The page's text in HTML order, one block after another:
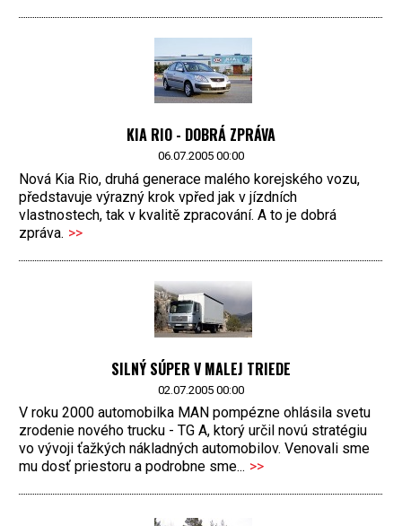
KIA RIO - DOBRÁ ZPRÁVA
06.07.2005 00:00
Nová Kia Rio, druhá generace malého korejského vozu,
představuje výrazný krok vpřed jak v jízdních
vlastnostech, tak v kvalitě zpracování. A to je dobrá
zpráva. >>
SILNÝ SÚPER V MALEJ TRIEDE
02.07.2005 00:00
V roku 2000 automobilka MAN pompézne ohlásila svetu
zrodenie nového trucku - TG A, ktorý určil novú stratégiu
vo vývoji ťažkých nákladných automobilov. Venovali sme
mu dosť priestoru a podrobne sme... >>